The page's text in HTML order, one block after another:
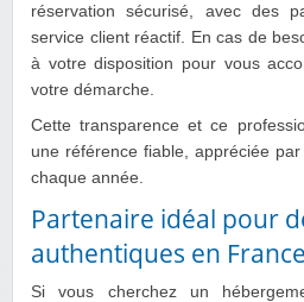
réservation sécurisé, avec des
service client réactif. En cas de
à votre disposition pour vous
votre démarche.
Cette transparence et ce
une référence fiable, appréciée
chaque année.
Partenaire idéal pour
authentiques en France
Si vous cherchez un